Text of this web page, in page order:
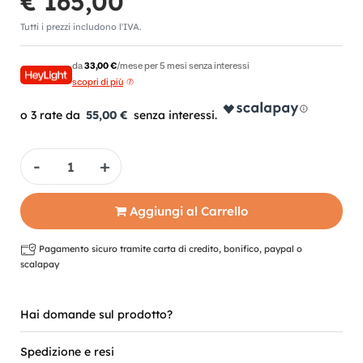
Tutti i prezzi includono l'IVA.
da33,00 €/mese per 5 mesi senza interessi
scopri di più
55,00 €
Quantità
Aggiungi al Carrello
Pagamento sicuro tramite carta di credito, bonifico, paypal o
scalapay
Hai domande sul prodotto?
Spedizione e resi